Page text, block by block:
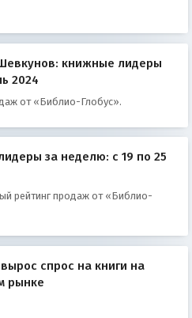
книжные лидеры
2024
от «Библио-Глобус».
за неделю: с 19 по 25
рейтинг продаж от «Библио-
спрос на книги на
рынке